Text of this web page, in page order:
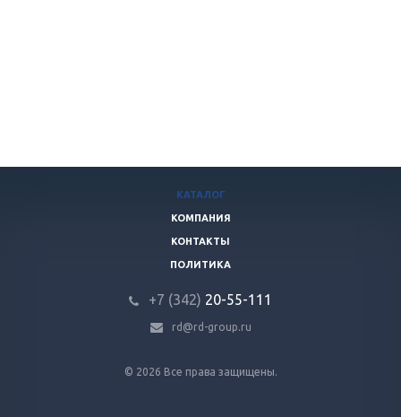
© 2026 Все права защищены.
КАТАЛОГ
КОМПАНИЯ
КОНТАКТЫ
ПОЛИТИКА
+7 (342) 20-55-111
rd@rd-group.ru